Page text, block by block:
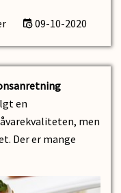
09-10-2020
en
men
Der er mange